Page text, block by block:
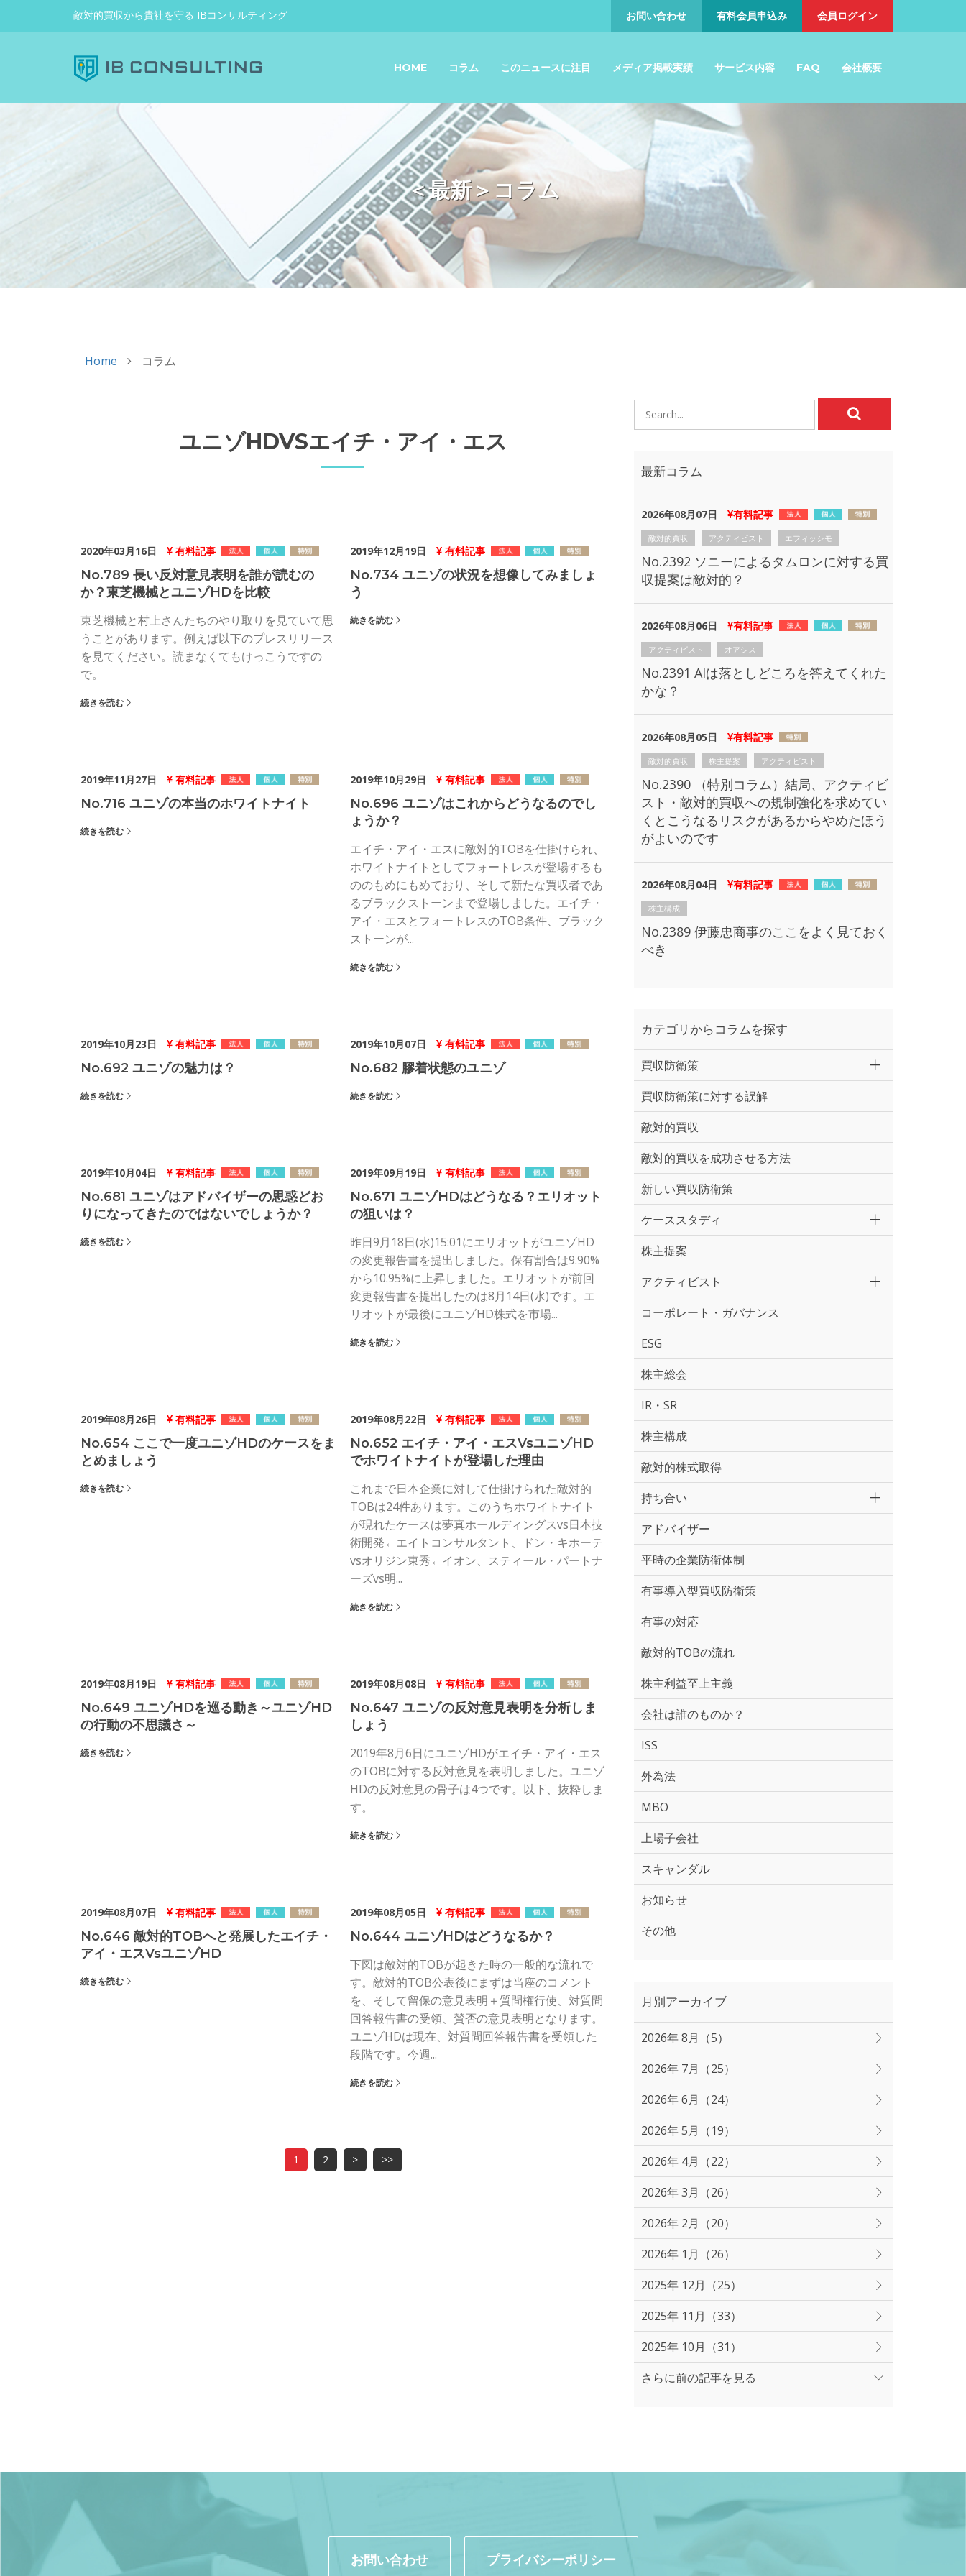
敵対的買収から貴社を守る IBコンサルティング 会員ログイン
有料会員申込み
お問い合わせ
HOME コラム このニュースに注目 メディア掲載実績 サービス内容 FAQ 会社概要
＜最新＞コラム
Home コラム
ユニゾHDVSエイチ・アイ・エス
2020年03月16日 有料記事
No.789 長い反対意見表明を誰が読むの
か？東芝機械とユニゾHDを比較
東芝機械と村上さんたちのやり取りを見ていて思
うことがあります。例えば以下のプレスリリース
を見てください。読まなくてもけっこうですの
で。
続きを読む
2019年12月19日 有料記事
No.734 ユニゾの状況を想像してみましょ
う
続きを読む
2019年11月27日 有料記事
No.716 ユニゾの本当のホワイトナイト
続きを読む
2019年10月29日 有料記事
No.696 ユニゾはこれからどうなるのでし
ょうか？
エイチ・アイ・エスに敵対的TOBを仕掛けられ、
ホワイトナイトとしてフォートレスが登場するも
ののもめにもめており、そして新たな買収者であ
るブラックストーンまで登場しました。エイチ・
アイ・エスとフォートレスのTOB条件、ブラック
ストーンが...
続きを読む
2019年10月23日 有料記事
No.692 ユニゾの魅力は？
続きを読む
2019年10月07日 有料記事
No.682 膠着状態のユニゾ
続きを読む
2019年10月04日 有料記事
No.681 ユニゾはアドバイザーの思惑どお
りになってきたのではないでしょうか？
続きを読む
2019年09月19日 有料記事
No.671 ユニゾHDはどうなる？エリオット
の狙いは？
昨日9月18日(水)15:01にエリオットがユニゾHD
の変更報告書を提出しました。保有割合は9.90%
から10.95%に上昇しました。エリオットが前回
変更報告書を提出したのは8月14日(水)です。エ
リオットが最後にユニゾHD株式を市場...
続きを読む
2019年08月26日 有料記事
No.654 ここで一度ユニゾHDのケースをま
とめましょう
続きを読む
2019年08月22日 有料記事
No.652 エイチ・アイ・エスvsユニゾHD
でホワイトナイトが登場した理由
これまで日本企業に対して仕掛けられた敵対的
TOBは24件あります。このうちホワイトナイト
が現れたケースは夢真ホールディングスvs日本技
術開発←エイトコンサルタント、ドン・キホーテ
vsオリジン東秀←イオン、スティール・パートナ
ーズvs明...
続きを読む
2019年08月19日 有料記事
No.649 ユニゾHDを巡る動き～ユニゾHD
の行動の不思議さ～
続きを読む
2019年08月08日 有料記事
No.647 ユニゾの反対意見表明を分析しま
しょう
2019年8月6日にユニゾHDがエイチ・アイ・エス
のTOBに対する反対意見を表明しました。ユニゾ
HDの反対意見の骨子は4つです。以下、抜粋しま
す。
続きを読む
2019年08月07日 有料記事
No.646 敵対的TOBへと発展したエイチ・
アイ・エスvsユニゾHD
続きを読む
2019年08月05日 有料記事
No.644 ユニゾHDはどうなるか？
下図は敵対的TOBが起きた時の一般的な流れで
す。敵対的TOB公表後にまずは当座のコメント
を、そして留保の意見表明＋質問権行使、対質問
回答報告書の受領、賛否の意見表明となります。
ユニゾHDは現在、対質問回答報告書を受領した
段階です。今週...
続きを読む
1 2 > >>
最新コラム
2026年08月07日 有料記事
敵対的買収 アクティビスト エフィッシモ
No.2392 ソニーによるタムロンに対する買
収提案は敵対的？
2026年08月06日 有料記事
アクティビスト オアシス
No.2391 AIは落としどころを答えてくれた
かな？
2026年08月05日 有料記事
敵対的買収 株主提案 アクティビスト
No.2390 （特別コラム）結局、アクティビ
スト・敵対的買収への規制強化を求めてい
くとこうなるリスクがあるからやめたほう
がよいのです
2026年08月04日 有料記事
株主構成
No.2389 伊藤忠商事のここをよく見ておく
べき
カテゴリからコラムを探す
買収防衛策
買収防衛策に対する誤解
敵対的買収
敵対的買収を成功させる方法
新しい買収防衛策
ケーススタディ
株主提案
アクティビスト
コーポレート・ガバナンス
ESG
株主総会
IR・SR
株主構成
敵対的株式取得
持ち合い
アドバイザー
平時の企業防衛体制
有事導入型買収防衛策
有事の対応
敵対的TOBの流れ
株主利益至上主義
会社は誰のものか？
ISS
外為法
MBO
上場子会社
スキャンダル
お知らせ
その他
月別アーカイブ
2026年 8月（5）
2026年 7月（25）
2026年 6月（24）
2026年 5月（19）
2026年 4月（22）
2026年 3月（26）
2026年 2月（20）
2026年 1月（26）
2025年 12月（25）
2025年 11月（33）
2025年 10月（31）
さらに前の記事を見る
お問い合わせ プライバシーポリシー